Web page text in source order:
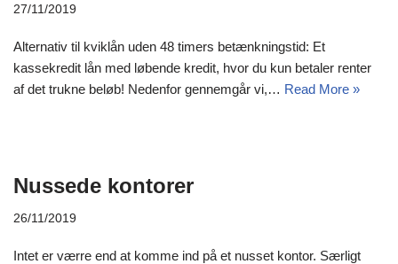
27/11/2019
Alternativ til kviklån uden 48 timers betænkningstid: Et
kassekredit lån med løbende kredit, hvor du kun betaler renter
af det trukne beløb! Nedenfor gennemgår vi,… Read More »
Nussede kontorer
26/11/2019
Intet er værre end at komme ind på et nusset kontor. Særligt